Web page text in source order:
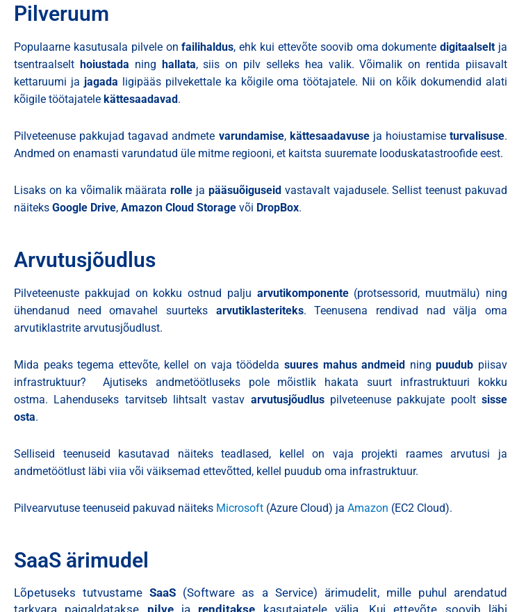
Pilveruum
Populaarne kasutusala pilvele onfailihaldus, ehk kui ettevõte soovib oma dokumentedigitaalselt ja
tsentraalselt hoiustada ning hallata, siis on pilv selleks hea valik. Võimalik on rentida piisavalt
kettaruumi ja jagada ligipääs pilvekettale ka kõigile oma töötajatele. Nii on kõik dokumendid alati
kõigile töötajatele kättesaadavad.
Pilveteenuse pakkujad tagavad andmete varundamise, kättesaadavuseja hoiustamise turvalisuse.
Andmed on enamasti varundatud üle mitme regiooni, et kaitsta suuremate looduskatastroofide eest.
Lisaks on ka võimalik määratarolle ja pääsuõiguseidvastavalt vajadusele. Sellist teenust pakuvad
näiteks Google Drive, Amazon Cloud Storage või DropBox.
Arvutusjõudlus
Pilveteenuste pakkujad on kokku ostnud palju arvutikomponente(protsessorid, muutmälu) ning
ühendanud need omavahel suurteks arvutiklasteriteks. Teenusena rendivad nad välja oma
arvutiklastrite arvutusjõudlust.
Mida peaks tegema ettevõte, kellel on vaja töödelda suures mahus andmeid ningpuudub piisav
infrastruktuur? Ajutiseks andmetöötluseks pole mõistlik hakata suurt infrastruktuuri kokku
ostma. Lahenduseks tarvitseb lihtsalt vastav arvutusjõudluspilveteenuse pakkujate pooltsisse
osta.
Selliseid teenuseid kasutavad näiteks teadlased, kellel on vaja projekti raames arvutusi ja
andmetöötlust läbi viia või väiksemad ettevõtted, kellel puudub oma infrastruktuur.
Pilvearvutuse teenuseid pakuvad näiteks Microsoft (Azure Cloud) ja Amazon (EC2 Cloud).
SaaS ärimudel
Lõpetuseks tutvustameSaaS (Software as a Service) ärimudelit, mille puhul arendatud